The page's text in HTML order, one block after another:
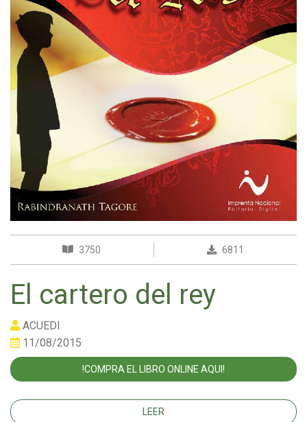
3750 6811
El cartero del rey
ACUEDI
11/08/2015
!COMPRA EL LIBRO ONLINE AQUI!
LEER